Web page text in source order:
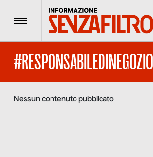
Menu
#RESPONSABILEDINEGOZIO
Nessun contenuto pubblicato